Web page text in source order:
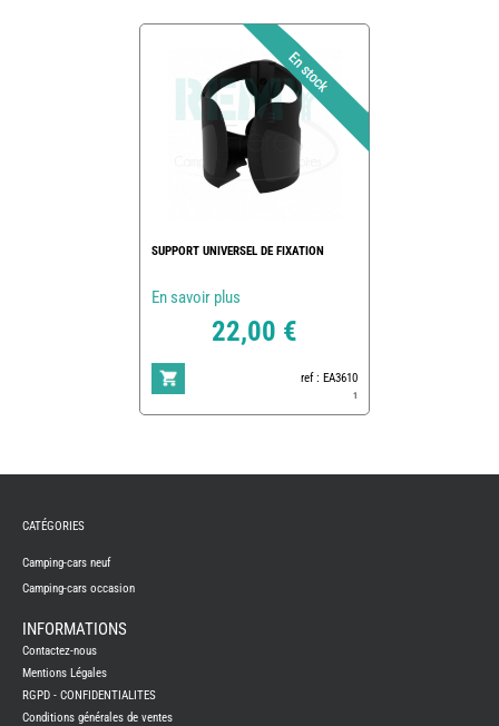
SUPPORT UNIVERSEL DE FIXATION
En savoir plus
22,00 €
ref : EA3610
1
CAMPING-
NEUFS
CAMPING-
CAMPING-
BENIMAR
CAMPING-
CARADO
CATÉGORIES
Camping-cars neuf
Camping-cars occasion
INFORMATIONS
Contactez-nous
Mentions Légales
RGPD - CONFIDENTIALITES
Conditions générales de ventes